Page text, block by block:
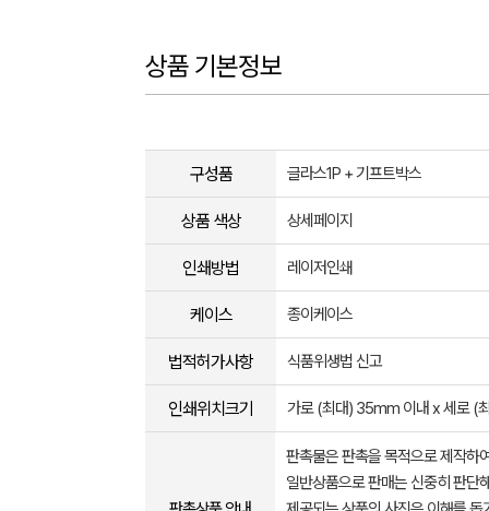
상품 기본정보
구성품 글라스1P + 기프트박스
상품 색상 상세페이지
인쇄방법 레이저인쇄
케이스 종이케이스
법적허가사항 식품위생법 신고
인쇄위치크기 가로 (최대) 35mm 이내 x 세로 (
판촉물은 판촉을 목적으로 제작하
일반상품으로 판매는 신중히 판단